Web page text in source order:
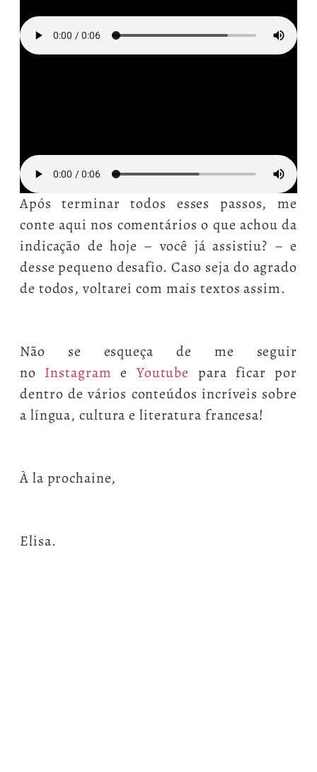
Após terminar todos esses passos, me
conte aqui nos comentários o que achou da
indicação de hoje – você já assistiu? – e
desse pequeno desafio. Caso seja do agrado
de todos, voltarei com mais textos assim.
Não se esqueça de me seguir
no Instagram eYoutube para ficar por
dentro de vários conteúdos incríveis sobre
a língua, cultura e literatura francesa!
À la prochaine,
Elisa.